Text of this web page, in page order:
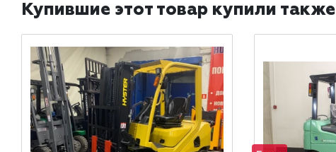
Купившие этот товар купили также